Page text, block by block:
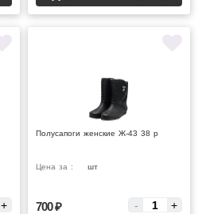
+
Полусапоги женские Ж-43 38 р
Цена за : шт
700₽ - +